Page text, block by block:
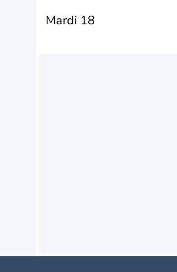
Mardi 18